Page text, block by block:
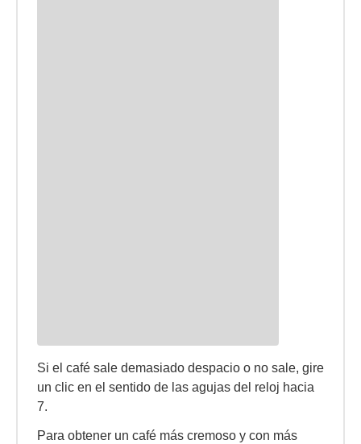
Si el café sale demasiado despacio o no sale, gire
un clic en el sentido de las agujas del reloj hacia
7.
Para obtener un café más cremoso y con más